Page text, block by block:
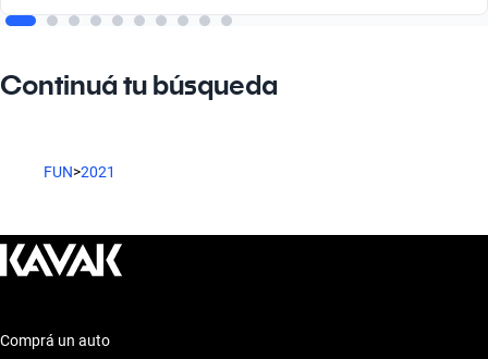
Continuá tu búsqueda
FUN>2021
Comprá un auto